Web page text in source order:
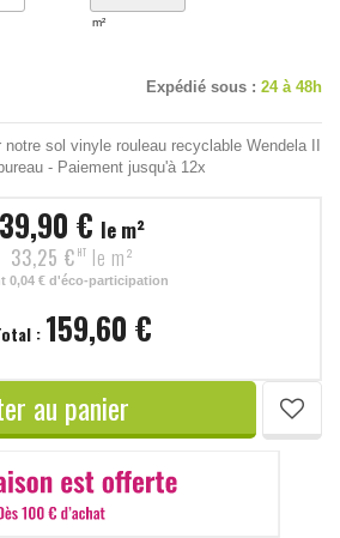
m²
Expédié sous : 24 à 48h
sol vinyle rouleau recyclable Wendela II
- Paiement jusqu'à 12x
39,90 € le m²
33,25 € HT le m²
0,04 € d'éco-participation
: 159,60 €
au panier